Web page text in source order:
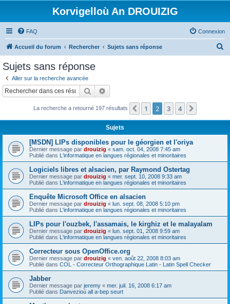
Korvigelloù An DROUIZIG
FAQ Connexion
Accueil du forum Rechercher Sujets sans réponse
c
Sujets sans réponse
Aller sur la recherche avancée
Rechercher
La recherche a retourné 197 résultats Précédent
1 2 3 4
Sujets
[MSDN] LIPs disponibles pour le géorgien et l'oriya
Dernier message par drouizig « sam. oct. 04, 2008 7:45 am
Publié dans L'informatique en langues régionales et minoritaires
Logiciels libres et alsacien, par Raymond Ostertag
Dernier message par drouizig « mer. sept. 10, 2008 9:33 am
Publié dans L'informatique en langues régionales et minoritaires
Enquête Microsoft Office en alsacien
Dernier message par drouizig « lun. sept. 08, 2008 5:10 pm
Publié dans L'informatique en langues régionales et minoritaires
LIPs pour l'ouzbek, l'assamais, le kirghiz et le malayalam
Dernier message par drouizig « lun. sept. 01, 2008 9:59 am
Publié dans L'informatique en langues régionales et minoritaires
Correcteur sous OpenOffice.org
Dernier message par drouizig « ven. août 22, 2008 8:03 am
Publié dans COL - Correcteur Orthographique Latin - Latin Spell Checker
Jabber
Dernier message par jeremy « mer. juil. 16, 2008 6:17 am
Publié dans Danvezioù all a-bep seurt